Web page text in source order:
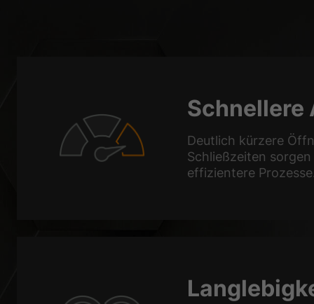
Schnellere
Deutlich kürzere
Schließzeiten
effizientere